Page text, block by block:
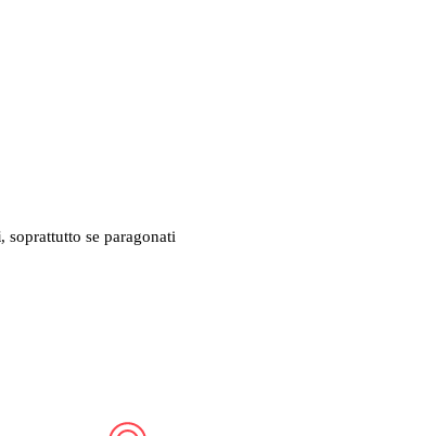
, soprattutto se paragonati